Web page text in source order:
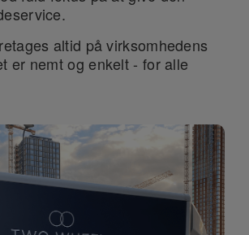
altid på virksomhedens
er nemt og enkelt - for alle